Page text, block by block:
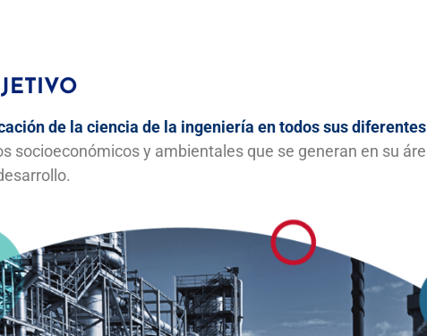
de la ciencia de la ingeniería en todos sus diferentes
socioeconómicos y ambientales que se generan en su